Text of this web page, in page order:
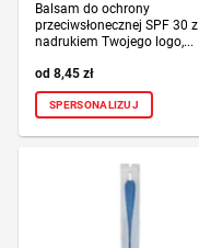
Balsam do ochrony
przeciwsłonecznej SPF 30 z
nadrukiem Twojego logo,...
8,45 zł
SPERSONALIZUJ